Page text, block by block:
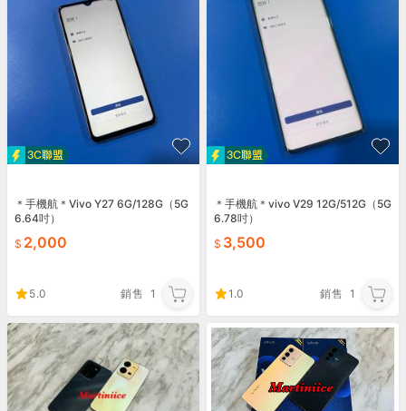
＊手機航＊Vivo Y27 6G/128G（5G
6.64吋）
2,000
5.0 銷售 1
＊手機航＊vivo V29 12G/512G（5G
6.78吋）
3,500
1.0 銷售 1